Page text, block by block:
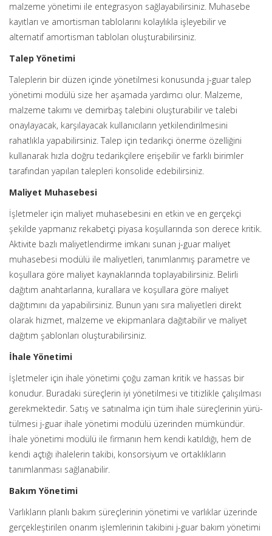
malzeme yönetimi ile entegrasyon sağlayabilirsiniz. Muhasebe
kayıtları ve amortisman tablolarını kolaylıkla işleyebilir ve
alternatif amortisman tabloları oluşturabilirsiniz.
Talep Yönetimi
Taleplerin bir düzen içinde yönetilmesi konusunda j-guar talep
yönetimi modülü size her aşamada yardımcı olur. Malzeme,
malzeme takımı ve demirbaş talebini oluşturabilir ve talebi
onaylayacak, karşılayacak kullanıcıların yetkilendirilmesini
rahatlıkla yapabilirsiniz. Talep için tedarikçi önerme özelliğini
kullanarak hızla doğru tedarikçilere erişebilir ve farklı birimler
tarafından yapılan talepleri konsolide edebilirsiniz.
Maliyet Muhasebesi
İşletmeler için maliyet muhasebesini en etkin ve en gerçekçi
şekilde yapmanız rekabetçi piyasa koşullarında son derece kritik.
Aktivite bazlı maliyetlendirme imkanı sunan j-guar maliyet
muhasebesi modülü ile maliyetleri, tanımlanmış parametre ve
koşullara göre maliyet kaynaklarında toplayabilirsiniz. Belirli
dağıtım anahtarlarına, kurallara ve koşullara göre maliyet
dağıtımını da yapabilirsiniz. Bunun yanı sıra maliyetleri direkt
olarak hizmet, malzeme ve ekipmanlara dağıtabilir ve maliyet
dağıtım şablonları oluşturabilirsiniz.
İhale Yönetimi
İşletmeler için ihale yönetimi çoğu zaman kritik ve hassas bir
konudur. Buradaki süreçlerin iyi yönetilmesi ve titizlikle çalışılması
gerekmektedir. Satış ve satınalma için tüm ihale süreçlerinin yürü-
tülmesi j-guar ihale yönetimi modülü üzerinden mümkündür.
İhale yönetimi modülü ile firmanın hem kendi katıldığı, hem de
kendi açtığı ihalelerin takibi, konsorsiyum ve ortaklıkların
tanımlanması sağlanabilir.
Bakım Yönetimi
Varlıkların planlı bakım süreçlerinin yönetimi ve varlıklar üzerinde
gerçekleştirilen onarım işlemlerinin takibini j-guar bakım yönetimi